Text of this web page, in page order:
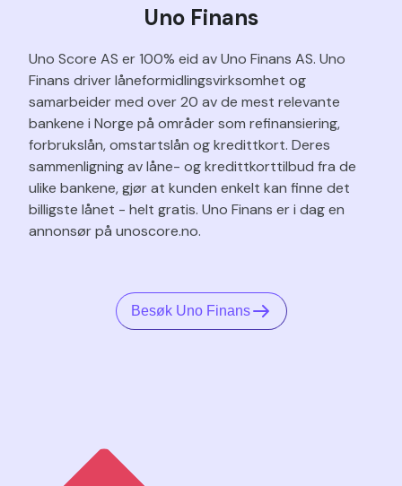
Uno Finans
Uno Score AS er 100% eid av Uno Finans AS. Uno
Finans driver låneformidlingsvirksomhet og
samarbeider med over 20 av de mest relevante
bankene i Norge på områder som refinansiering,
forbrukslån, omstartslån og kredittkort. Deres
sammenligning av låne- og kredittkorttilbud fra de
ulike bankene, gjør at kunden enkelt kan finne det
billigste lånet - helt gratis. Uno Finans er i dag en
annonsør på unoscore.no.
Besøk Uno Finans